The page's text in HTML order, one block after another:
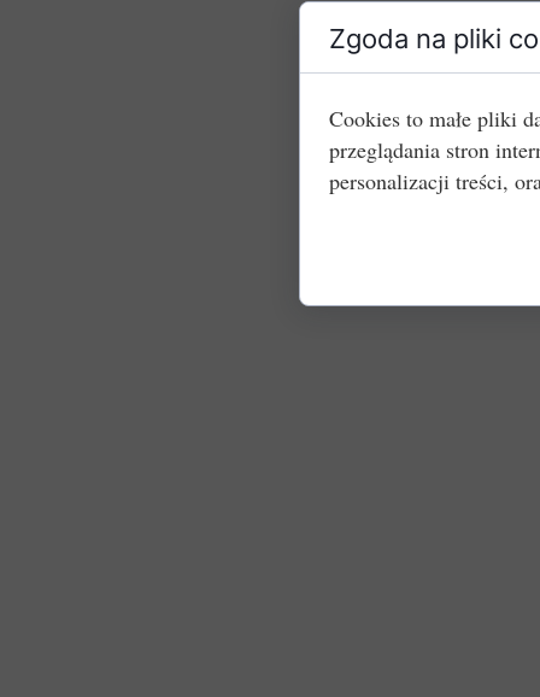
Zgoda na pliki
Cookies to małe pliki
przeglądania stron
personalizacji treści,